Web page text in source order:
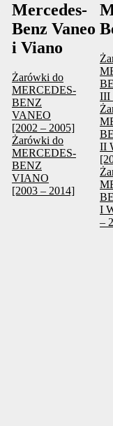
Mercedes-
Benz Vaneo
i Viano
Żarówki do
MERCEDES-
BENZ
VANEO
[2002 – 2005]
Żarówki do
MERCEDES-
BENZ
VIANO
[2003 – 2014]
III
II
I
–